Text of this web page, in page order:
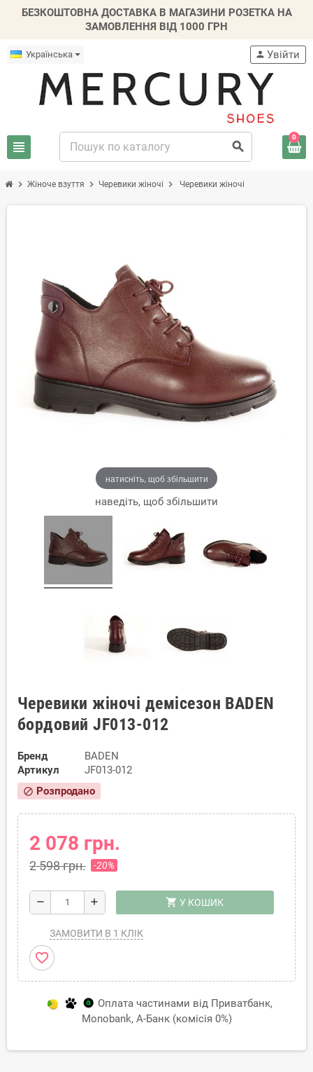
БЕЗКОШТОВНА ДОСТАВКА В МАГАЗИНИ РОЗЕТКА НА
ЗАМОВЛЕННЯ ВІД 1000 ГРН
Українська
view_headline search
person Увійти
0
chevron_right Жіноче взуття chevron_right Черевики жіночі chevron_right Черевики жіночі
натисніть, щоб збільшити
наведіть, щоб збільшити
Черевики жіночі демісезон BADEN
бордовий JF013-012
Бренд
BADEN
Артикул
JF013-012
block Розпродано
2 078 грн.
2 598 грн. -20%
remove add shopping_cart У КОШИК
ЗАМОВИТИ В 1 КЛІК
favorite_border
Оплата частинами від Приватбанк,
Monobank, А-Банк (комісія 0%)